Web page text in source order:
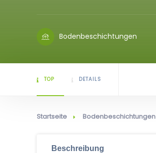
Bodenbeschichtungen
TOP DETAILS
Startseite Bodenbeschichtungen
Beschreibung